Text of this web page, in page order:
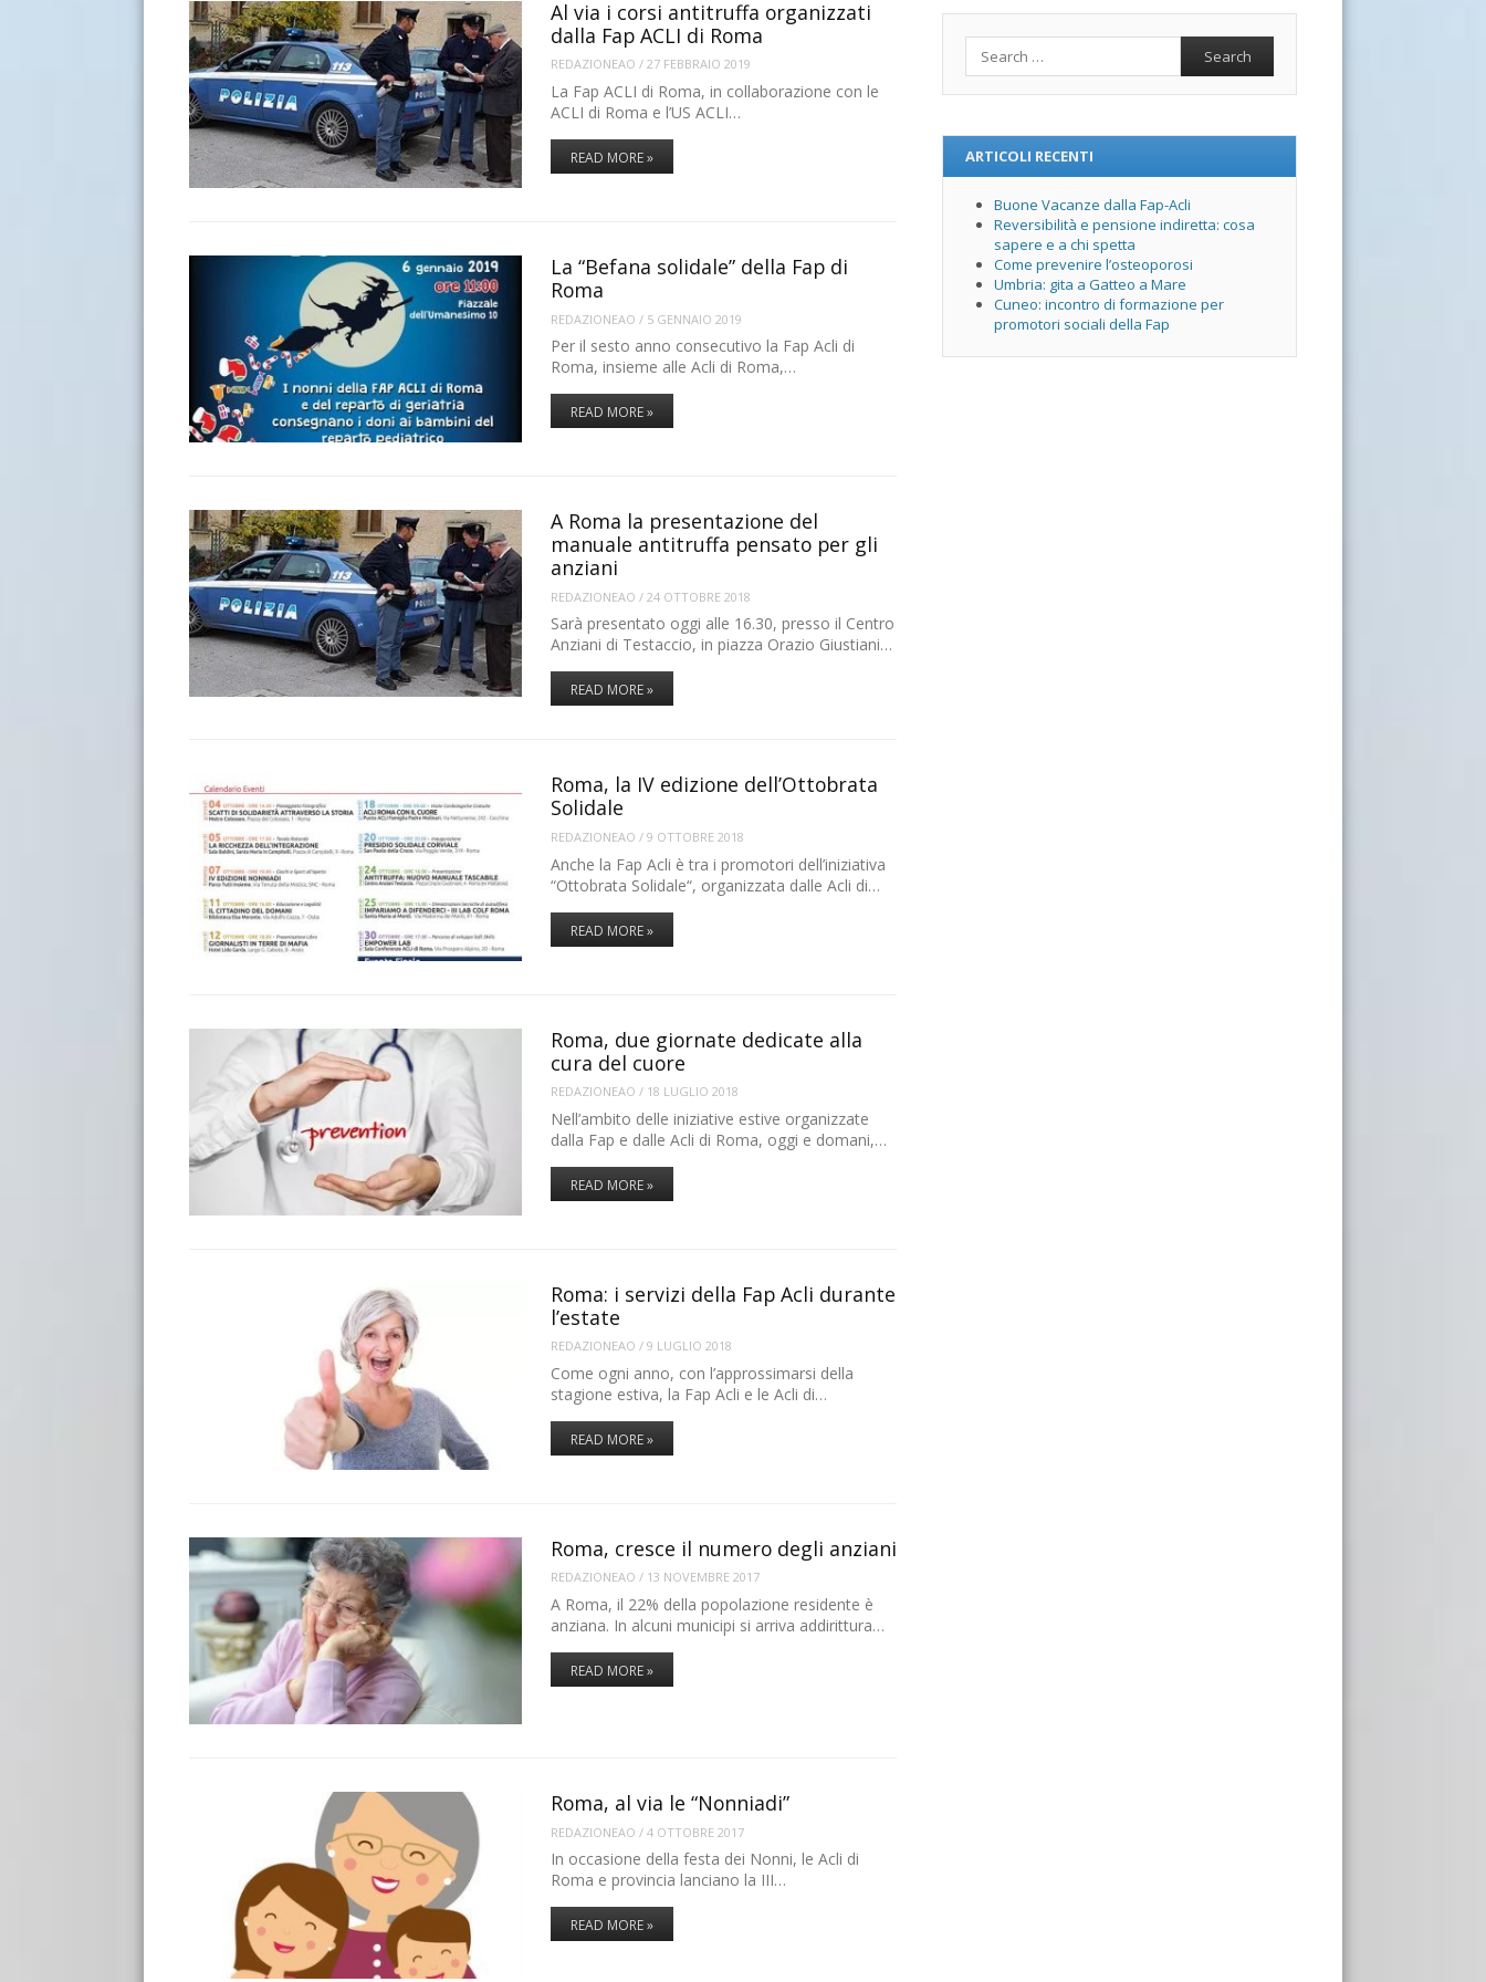
Al via i corsi antitruffa organizzati
dalla Fap ACLI di Roma
REDAZIONEAO / 27 FEBBRAIO 2019
La Fap ACLI di Roma, in collaborazione con le
ACLI di Roma e l’US ACLI…
READ MORE »
La “Befana solidale” della Fap di
Roma
REDAZIONEAO / 5 GENNAIO 2019
Per il sesto anno consecutivo la Fap Acli di
Roma, insieme alle Acli di Roma,…
READ MORE »
A Roma la presentazione del
manuale antitruffa pensato per gli
anziani
REDAZIONEAO / 24 OTTOBRE 2018
Sarà presentato oggi alle 16.30, presso il Centro
Anziani di Testaccio, in piazza Orazio Giustiani…
READ MORE »
Roma, la IV edizione dell’Ottobrata
Solidale
REDAZIONEAO / 9 OTTOBRE 2018
Anche la Fap Acli è tra i promotori dell’iniziativa
“Ottobrata Solidale“, organizzata dalle Acli di…
READ MORE »
Roma, due giornate dedicate alla
cura del cuore
REDAZIONEAO / 18 LUGLIO 2018
Nell’ambito delle iniziative estive organizzate
dalla Fap e dalle Acli di Roma, oggi e domani,…
READ MORE »
Roma: i servizi della Fap Acli durante
l’estate
REDAZIONEAO / 9 LUGLIO 2018
Come ogni anno, con l’approssimarsi della
stagione estiva, la Fap Acli e le Acli di…
READ MORE »
Roma, cresce il numero degli anziani
REDAZIONEAO / 13 NOVEMBRE 2017
A Roma, il 22% della popolazione residente è
anziana. In alcuni municipi si arriva addirittura…
READ MORE »
Roma, al via le “Nonniadi”
REDAZIONEAO / 4 OTTOBRE 2017
In occasione della festa dei Nonni, le Acli di
Roma e provincia lanciano la III…
READ MORE »
ARTICOLI RECENTI
Buone Vacanze dalla Fap-Acli
Reversibilità e pensione indiretta: cosa
sapere e a chi spetta
Come prevenire l’osteoporosi
Umbria: gita a Gatteo a Mare
Cuneo: incontro di formazione per
promotori sociali della Fap